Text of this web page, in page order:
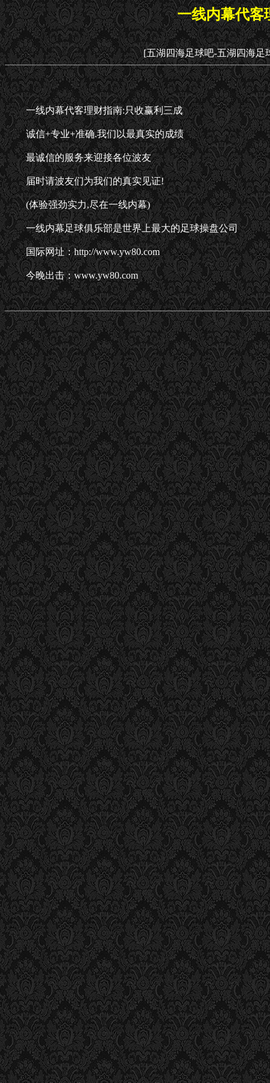
一线内幕代客
[五湖四海足球吧-五湖四海足
一线内幕代客理财指南:只收赢利三成
诚信+专业+准确.我们以最真实的成绩
最诚信的服务来迎接各位波友
届时请波友们为我们的真实见证!
(体验强劲实力,尽在一线内幕)
一线内幕足球俱乐部是世界上最大的足球操盘公司
国际网址：http://www.yw80.com
今晚出击：www.yw80.com